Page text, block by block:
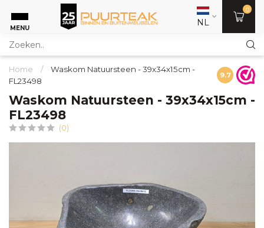
MENU NL
0
Home /
Waskom Natuursteen - 39x34x15cm -
FL23498
9.7
Waskom Natuursteen - 39x34x15cm -
FL23498
(0)